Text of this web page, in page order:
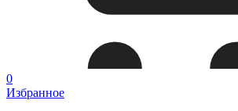
0
Избранное